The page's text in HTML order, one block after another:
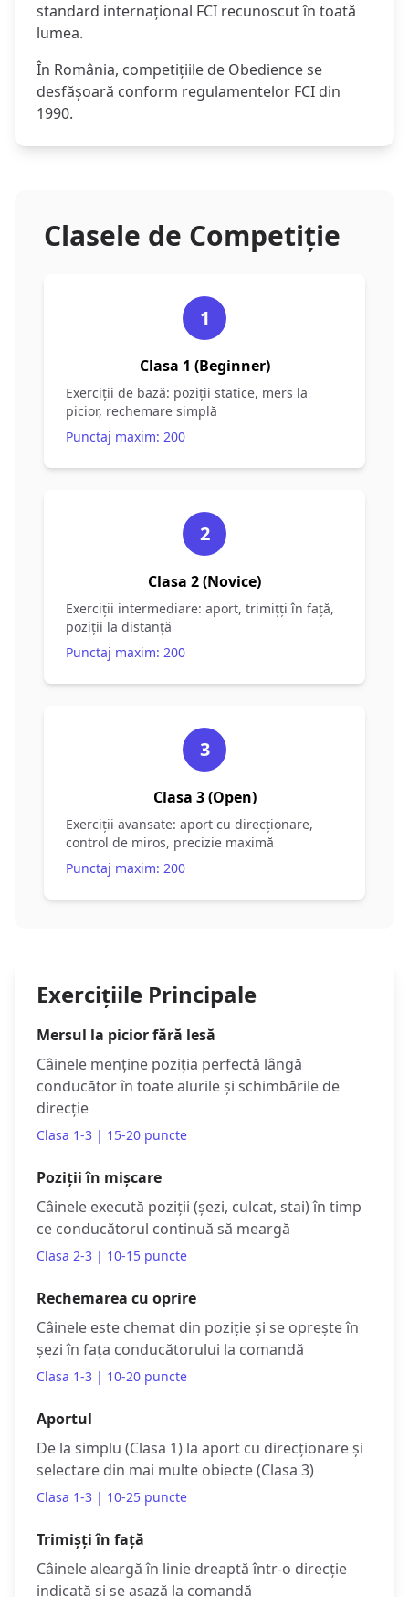
standard internațional FCI recunoscut în toată
lumea.
În România, competițiile de Obedience se
desfășoară conform regulamentelor FCI din
1990.
Clasele de Competiție
1
Clasa 1 (Beginner)
Exerciții de bază: poziții statice, mers la
picior, rechemare simplă
Punctaj maxim: 200
2
Clasa 2 (Novice)
Exerciții intermediare: aport, trimițți în față,
poziții la distanță
Punctaj maxim: 200
3
Clasa 3 (Open)
Exerciții avansate: aport cu direcționare,
control de miros, precizie maximă
Punctaj maxim: 200
Exercițiile Principale
Mersul la picior fără lesă
Câinele menține poziția perfectă lângă
conducător în toate alurile și schimbările de
direcție
Clasa 1-3 | 15-20 puncte
Poziții în mișcare
Câinele execută poziții (șezi, culcat, stai) în timp
ce conducătorul continuă să meargă
Clasa 2-3 | 10-15 puncte
Rechemarea cu oprire
Câinele este chemat din poziție și se oprește în
șezi în fața conducătorului la comandă
Clasa 1-3 | 10-20 puncte
Aportul
De la simplu (Clasa 1) la aport cu direcționare și
selectare din mai multe obiecte (Clasa 3)
Clasa 1-3 | 10-25 puncte
Trimișți în față
Câinele aleargă în linie dreaptă într-o direcție
indicată și se așază la comandă